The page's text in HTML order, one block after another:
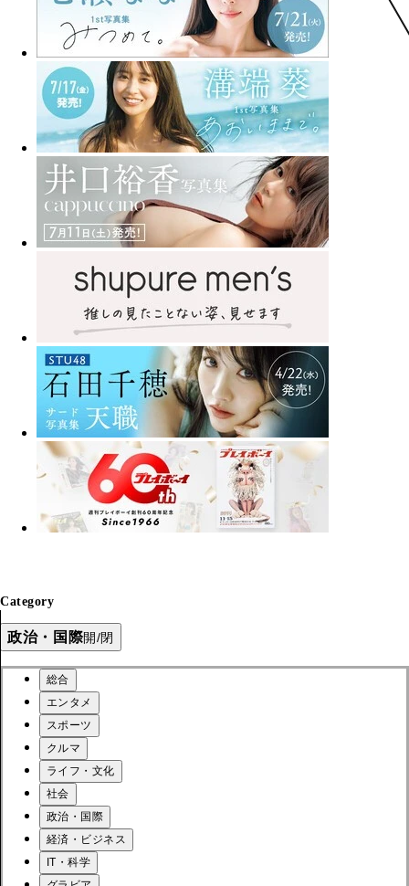
Category
政治・国際開/閉
総合
エンタメ
スポーツ
クルマ
ライフ・文化
社会
政治・国際
経済・ビジネス
IT・科学